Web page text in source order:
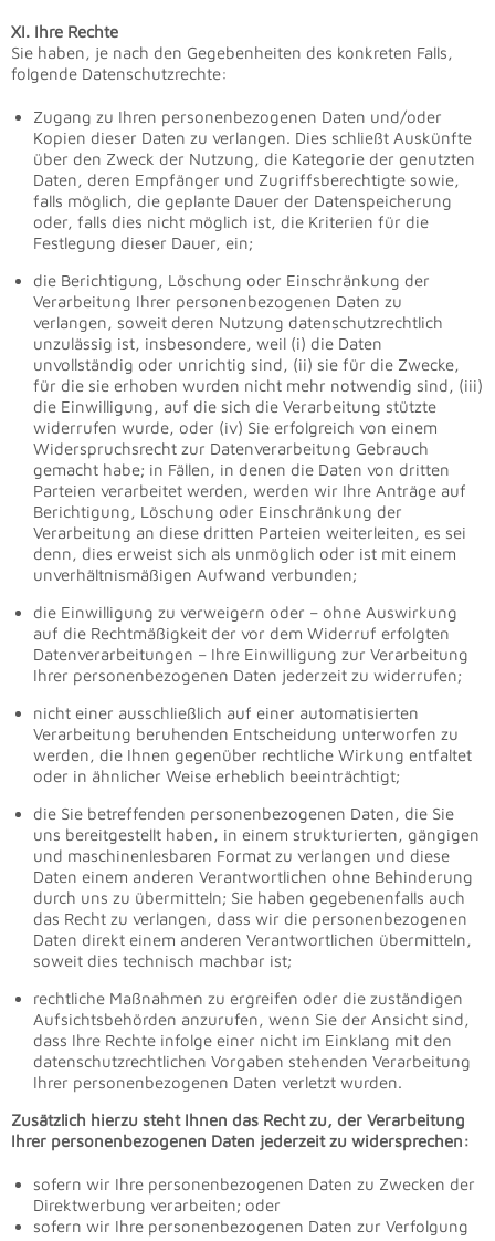
XI. Ihre Rechte
Sie haben, je nach den Gegebenheiten des konkreten Falls,
folgende Datenschutzrechte:
Zugang zu Ihren personenbezogenen Daten und/oder
Kopien dieser Daten zu verlangen. Dies schließt Auskünfte
über den Zweck der Nutzung, die Kategorie der genutzten
Daten, deren Empfänger und Zugriffsberechtigte sowie,
falls möglich, die geplante Dauer der Datenspeicherung
oder, falls dies nicht möglich ist, die Kriterien für die
Festlegung dieser Dauer, ein;
die Berichtigung, Löschung oder Einschränkung der
Verarbeitung Ihrer personenbezogenen Daten zu
verlangen, soweit deren Nutzung datenschutzrechtlich
unzulässig ist, insbesondere, weil (i) die Daten
unvollständig oder unrichtig sind, (ii) sie für die Zwecke,
für die sie erhoben wurden nicht mehr notwendig sind, (iii)
die Einwilligung, auf die sich die Verarbeitung stützte
widerrufen wurde, oder (iv) Sie erfolgreich von einem
Widerspruchsrecht zur Datenverarbeitung Gebrauch
gemacht habe; in Fällen, in denen die Daten von dritten
Parteien verarbeitet werden, werden wir Ihre Anträge auf
Berichtigung, Löschung oder Einschränkung der
Verarbeitung an diese dritten Parteien weiterleiten, es sei
denn, dies erweist sich als unmöglich oder ist mit einem
unverhältnismäßigen Aufwand verbunden;
die Einwilligung zu verweigern oder – ohne Auswirkung
auf die Rechtmäßigkeit der vor dem Widerruf erfolgten
Datenverarbeitungen – Ihre Einwilligung zur Verarbeitung
Ihrer personenbezogenen Daten jederzeit zu widerrufen;
nicht einer ausschließlich auf einer automatisierten
Verarbeitung beruhenden Entscheidung unterworfen zu
werden, die Ihnen gegenüber rechtliche Wirkung entfaltet
oder in ähnlicher Weise erheblich beeinträchtigt;
die Sie betreffenden personenbezogenen Daten, die Sie
uns bereitgestellt haben, in einem strukturierten, gängigen
und maschinenlesbaren Format zu verlangen und diese
Daten einem anderen Verantwortlichen ohne Behinderung
durch uns zu übermitteln; Sie haben gegebenenfalls auch
das Recht zu verlangen, dass wir die personenbezogenen
Daten direkt einem anderen Verantwortlichen übermitteln,
soweit dies technisch machbar ist;
rechtliche Maßnahmen zu ergreifen oder die zuständigen
Aufsichtsbehörden anzurufen, wenn Sie der Ansicht sind,
dass Ihre Rechte infolge einer nicht im Einklang mit den
datenschutzrechtlichen Vorgaben stehenden Verarbeitung
Ihrer personenbezogenen Daten verletzt wurden.
Zusätzlich hierzu steht Ihnen das Recht zu, der Verarbeitung
Ihrer personenbezogenen Daten jederzeit zu widersprechen:
sofern wir Ihre personenbezogenen Daten zu Zwecken der
Direktwerbung verarbeiten; oder
sofern wir Ihre personenbezogenen Daten zur Verfolgung